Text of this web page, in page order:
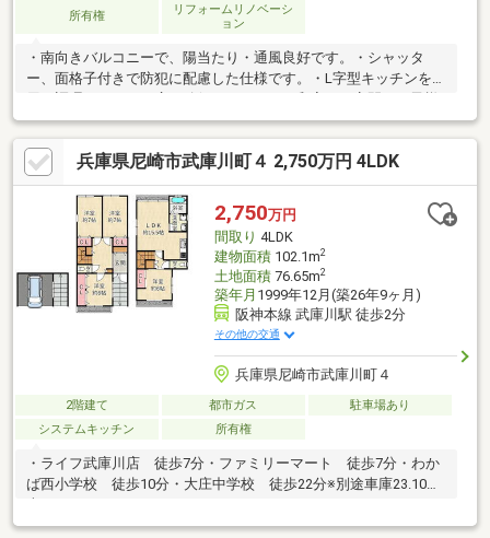
所有権
リフォームリノベーシ
ョン
・南向きバルコニーで、陽当たり・通風良好です。・シャッタ
ー、面格子付きで防犯に配慮した仕様です。・L字型キッチンを採
の遊び場など用途に応じて活用できます。・3階ロフトは、季節用
品などのかさばる荷物を収納できます。・ビルトインガレージは1
台駐車可能※車種による制限があります。・小学校まで徒歩2分。
毎日の通学距離を抑えられる立地です。【2026年3月内装リフォ
ーム完了】ガスコンロ・レンジフード・洗面化粧台・TVモニター
付インターホン・ポスト・火災報知器新調全室クロス貼替・トイ
レ・洗面室CF貼替・畳表替・障子貼替
兵庫県尼崎市武庫川町４ 2,750万円 4LDK
2,750万円
間取り 4LDK
建物面積102.1m2
土地面積76.65m2
築年月 1999年12月(築26年9ヶ月)
阪神本線 武庫川駅 徒歩2分
その他の交通
兵庫県尼崎市武庫川町４
2階建て 都市ガス
駐車場あり
システムキッチン
所有権
・ライフ武庫川店 徒歩7分・ファミリーマート 徒歩7分・わか
ば西小学校 徒歩10分・大庄中学校 徒歩22分※別途車庫23.10平